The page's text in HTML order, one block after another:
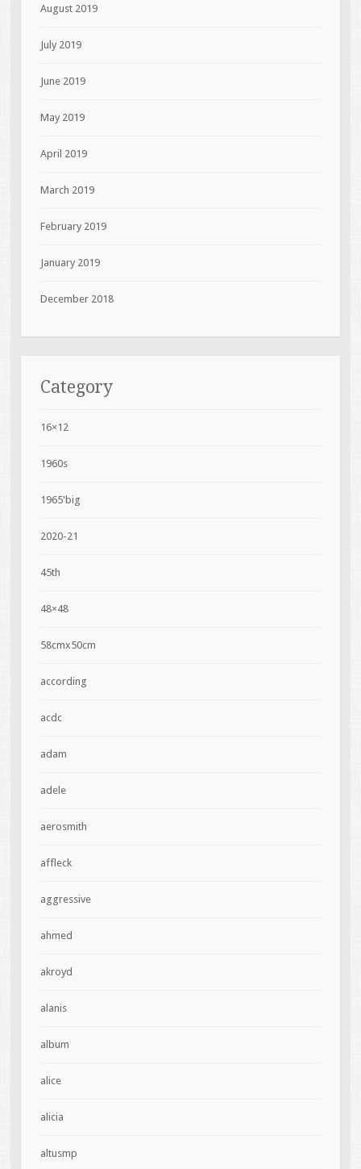
August 2019
July 2019
June 2019
May 2019
April 2019
March 2019
February 2019
January 2019
December 2018
Category
16×12
1960s
1965'big
2020-21
45th
48×48
58cmx50cm
according
acdc
adam
adele
aerosmith
affleck
aggressive
ahmed
akroyd
alanis
album
alice
alicia
altusmp